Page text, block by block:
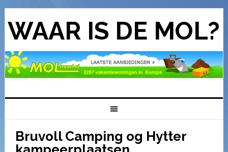
WAAR IS DE MOL?
Bruvoll Camping og Hytter